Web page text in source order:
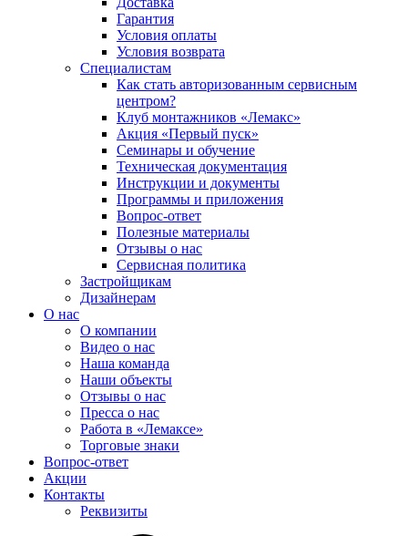
Гарантия
Условия оплаты
Условия возврата
Специалистам
Как стать авторизованным сервисным
центром?
Клуб монтажников «Лемакс»
Акция «Первый пуск»
Семинары и обучение
Техническая документация
Инструкции и документы
Программы и приложения
Вопрос-ответ
Полезные материалы
Отзывы о нас
Сервисная политика
Застройщикам
Дизайнерам
О нас
О компании
Видео о нас
Наша команда
Наши объекты
Отзывы о нас
Пресса о нас
Работа в «Лемаксе»
Торговые знаки
Вопрос-ответ
Акции
Контакты
Реквизиты